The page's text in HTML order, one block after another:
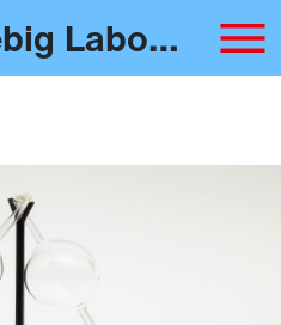
Denkfabrik Liebig Laboratorium